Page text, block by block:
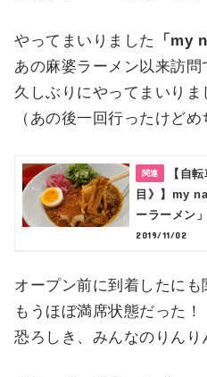
やってまいりました 「my
あの麻婆ラーメン以来訪問
久しぶりにやってまいりま
（あの後一回行ったけどめ
【自
目》】my
ーラーメン
2019/11/02
オープン前に到着したにも
もうほぼ満席状態だった！
恐ろしき、みんなのりんり